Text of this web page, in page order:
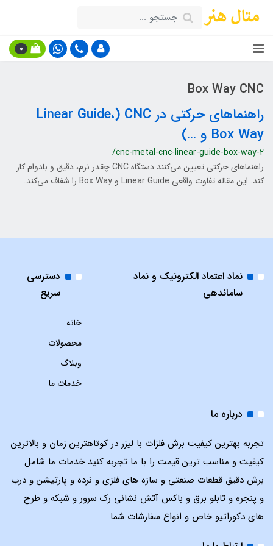
0
Box Way CNC
راهنماهای حرکتی در CNC (Linear Guide،
Box Way و …)
/cnc-metal-cnc-linear-guide-box-way-2
راهنماهای حرکتی تعیین می‌کنند دستگاه CNC چقدر نرم، دقیق و بادوام کار
کند. این مقاله تفاوت واقعی Linear Guide و Box Way را شفاف می‌کند.
نماد اعتماد الکترونیک و نماد
ساماندهی
دسترسی
سریع
خانه
محصولات
وبلاگ
خدمات ما
درباره ما
تجربه بهترین کیفیت برش فلزات با لیزر در کوتاهترین زمان و بالاترین
کیفیت و مناسب ترین قیمت را با ما تجربه کنید خدمات ما شامل
برش دقیق قطعات صنعتی و سازه های فلزی و نرده و پارتیشن و درب
و پنجره و تابلو برق و باکس آتش نشانی رک سرور و شبکه و طرح
های دکوراتیو خاص و انواع سفارشات شما